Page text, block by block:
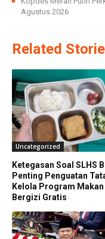
Agustus 2026
Related
Uncategorized
Ketegasan Soal SLHS
Penting Penguatan
Kelola Program Makan
Bergizi Gratis